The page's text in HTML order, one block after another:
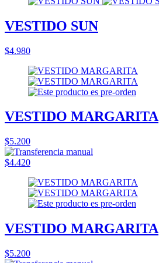
VESTIDO SUN
$4.980
VESTIDO MARGARITA
$5.200
$4.420
VESTIDO MARGARITA
$5.200